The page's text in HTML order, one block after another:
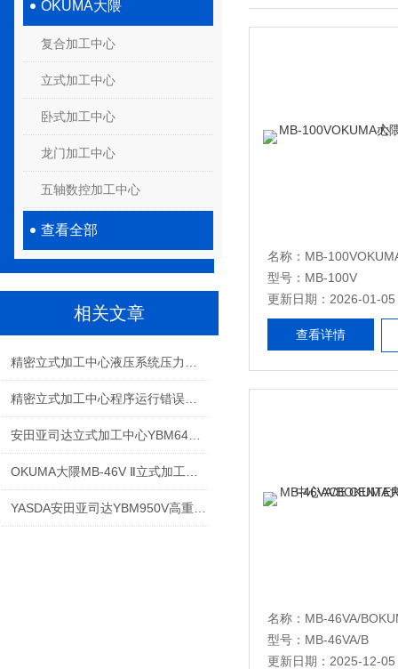
OKUMA大隈
复合加工中心
立式加工中心
卧式加工中心
龙门加工中心
五轴数控加工中心
查看全部
相关文章
型号：MB-100V
更新日期：2026-01-05
查看详情
型号：MB-46VA/B
更新日期：2025-12-05